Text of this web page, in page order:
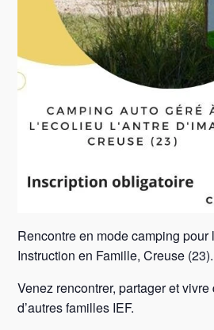
Rencontre en mode camping pour
Instruction en Famille, Creuse (23).
Venez rencontrer, partager et
d’autres familles IEF.